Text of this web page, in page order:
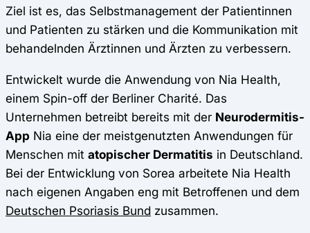
Ziel ist es, das Selbstmanagement der Patientinnen
und Patienten zu stärken und die Kommunikation mit
behandelnden Ärztinnen und Ärzten zu verbessern.
Entwickelt wurde die Anwendung von Nia Health,
einem Spin-off der Berliner Charité. Das
Unternehmen betreibt bereits mit der Neurodermitis-
App Nia eine der meistgenutzten Anwendungen für
Menschen mit atopischer Dermatitis in Deutschland.
Bei der Entwicklung von Sorea arbeitete Nia Health
nach eigenen Angaben eng mit Betroffenen und dem
Deutschen Psoriasis Bund zusammen.